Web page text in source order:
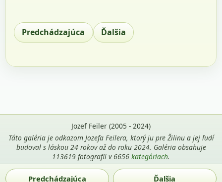
Predchádzajúca Ďalšia
Predchádzajúca Ďalšia
Jozef Feiler (2005 - 2024)
Táto galéria je odkazom Jozefa Feilera, ktorý ju pre Žilinu a jej ľudí
budoval s láskou 24 rokov až do roku 2024. Galéria obsahuje
113619 fotografii v 6656 kategóriach.
Použitie fotografií z tejto stránky je povolené len s uvedením